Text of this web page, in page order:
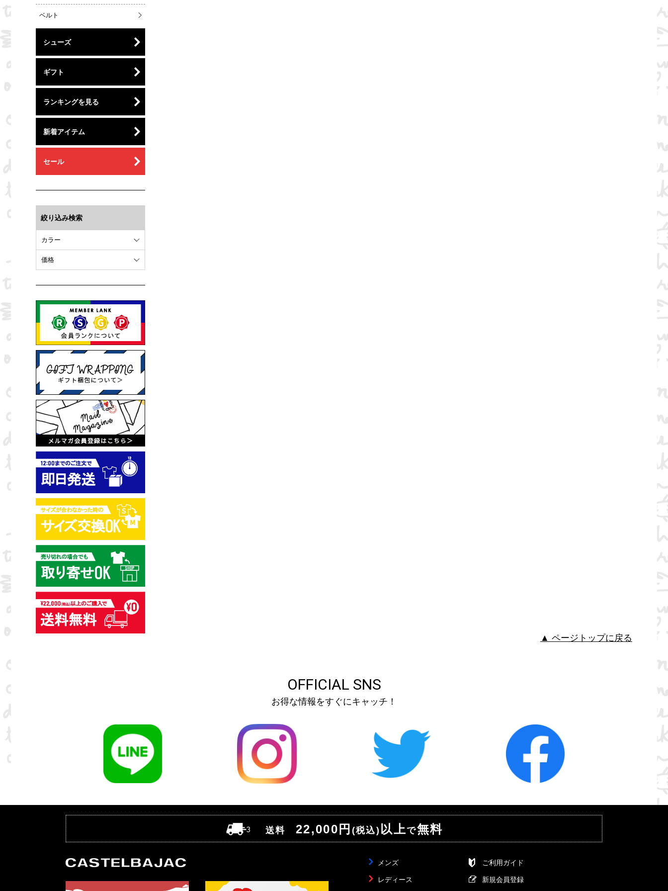
ベルト
シューズ
ギフト
ランキングを見る
新着アイテム
セール
絞り込み検索
カラー
ピンク
ブラック
ブルー
グリーン
イエロー
グレー
パープル
ベージュ
価格
20,001円 ～
▲ ページトップに戻る
OFFICIAL SNS
お得な情報をすぐにキャッチ！
送料 22,000円 (税込) 以上で無料
メンズ
レディース
ご利用ガイド
新規会員登録